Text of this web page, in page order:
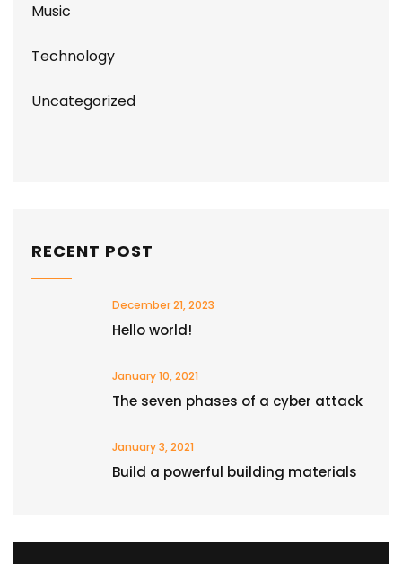
Music
Technology
Uncategorized
RECENT POST
December 21, 2023
Hello world!
January 10, 2021
The seven phases of a cyber attack
January 3, 2021
Build a powerful building materials